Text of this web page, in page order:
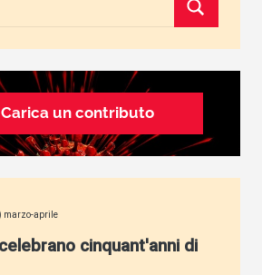
Carica un contributo